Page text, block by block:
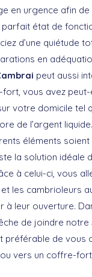
en urgence afin
parfait état de
d’une quiétude
en
peut aussi
vous avez
votre domicile tel
de l’argent
éléments
la solution idéale
à celui-ci, vous
les cambrioleurs
à leur ouverture.
de joindre notre
préférable de vous
vers un coffre-fort